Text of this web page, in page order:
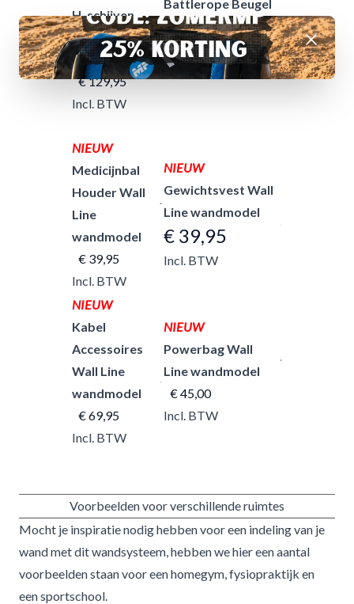
H. schijven
wandmodel
zijstuk
€ 129,95
Incl. BTW
Battlerope Beugel
wandmodel
€ 39,95
Incl. BTW
NIEUW
Medicijnbal
Houder Wall
Line
wandmodel
€ 39,95
Incl. BTW
NIEUW
Gewichtsvest Wall
Line wandmodel
€ 39,95
Incl. BTW
NIEUW
Kabel
Accessoires
Wall Line
wandmodel
€ 69,95
Incl. BTW
NIEUW
Powerbag Wall
Line wandmodel
€ 45,00
Incl. BTW
Voorbeelden voor verschillende ruimtes
Mocht je inspiratie nodig hebben voor een indeling van je
wand met dit wandsysteem, hebben we hier een aantal
voorbeelden staan voor een homegym, fysiopraktijk en
een sportschool.
Afwijzen